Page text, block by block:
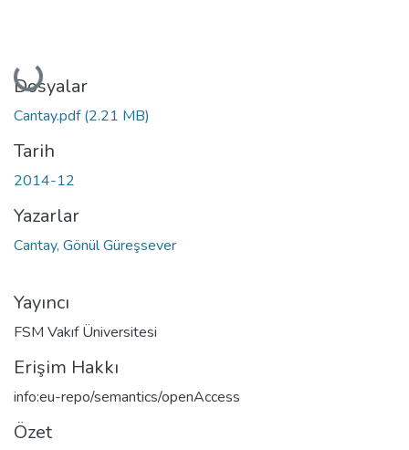
Yükleniyor...
Dosyalar
Cantay.pdf(2.21 MB)
Tarih
2014-12
Yazarlar
Cantay, Gönül Güreşsever
Yayıncı
FSM Vakıf Üniversitesi
Erişim Hakkı
info:eu-repo/semantics/openAccess
Özet